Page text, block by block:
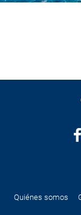
Quiénes somos